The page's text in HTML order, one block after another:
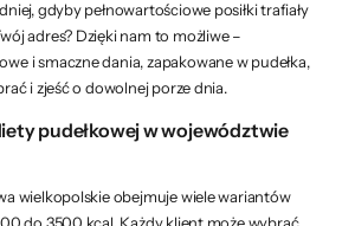
gdyby pełnowartościowe posiłki trafiały
adres? Dzięki nam to możliwe –
i smaczne dania, zapakowane w pudełka,
i zjeść o dowolnej porze dnia.
pudełkowej w województwie
wielkopolskie obejmuje wiele wariantów
do 3500 kcal. Każdy klient może wybrać